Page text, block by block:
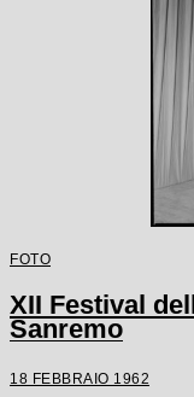
FOTO
XII Festival
Sanremo
18 FEBBRAIO 1962